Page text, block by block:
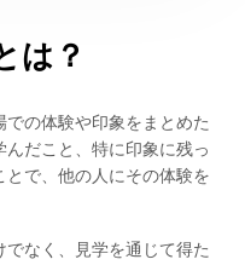
は？
の体験や印象をまとめた
だこと、特に印象に残っ
で、他の人にその体験を
なく、見学を通じて得た